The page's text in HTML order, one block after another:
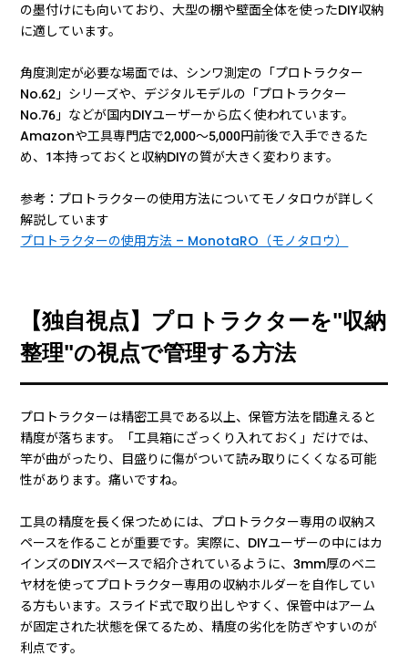
の墨付けにも向いており、大型の棚や壁面全体を使ったDIY収納
に適しています。
角度測定が必要な場面では、シンワ測定の「プロトラクター
No.62」シリーズや、デジタルモデルの「プロトラクター
No.76」などが国内DIYユーザーから広く使われています。
Amazonや工具専門店で2,000〜5,000円前後で入手できるた
め、1本持っておくと収納DIYの質が大きく変わります。
参考：プロトラクターの使用方法についてモノタロウが詳しく
解説しています
プロトラクターの使用方法 – MonotaRO（モノタロウ）
【独自視点】プロトラクターを"収納
整理"の視点で管理する方法
プロトラクターは精密工具である以上、保管方法を間違えると
精度が落ちます。「工具箱にざっくり入れておく」だけでは、
竿が曲がったり、目盛りに傷がついて読み取りにくくなる可能
性があります。痛いですね。
工具の精度を長く保つためには、プロトラクター専用の収納ス
ペースを作ることが重要です。実際に、DIYユーザーの中にはカ
インズのDIYスペースで紹介されているように、3mm厚のベニ
ヤ材を使ってプロトラクター専用の収納ホルダーを自作してい
る方もいます。スライド式で取り出しやすく、保管中はアーム
が固定された状態を保てるため、精度の劣化を防ぎやすいのが
利点です。